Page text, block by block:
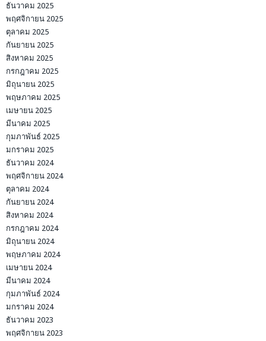
ธันวาคม 2025
พฤศจิกายน 2025
ตุลาคม 2025
กันยายน 2025
สิงหาคม 2025
กรกฎาคม 2025
มิถุนายน 2025
พฤษภาคม 2025
เมษายน 2025
มีนาคม 2025
กุมภาพันธ์ 2025
มกราคม 2025
ธันวาคม 2024
พฤศจิกายน 2024
ตุลาคม 2024
กันยายน 2024
สิงหาคม 2024
กรกฎาคม 2024
มิถุนายน 2024
พฤษภาคม 2024
เมษายน 2024
มีนาคม 2024
กุมภาพันธ์ 2024
มกราคม 2024
ธันวาคม 2023
พฤศจิกายน 2023